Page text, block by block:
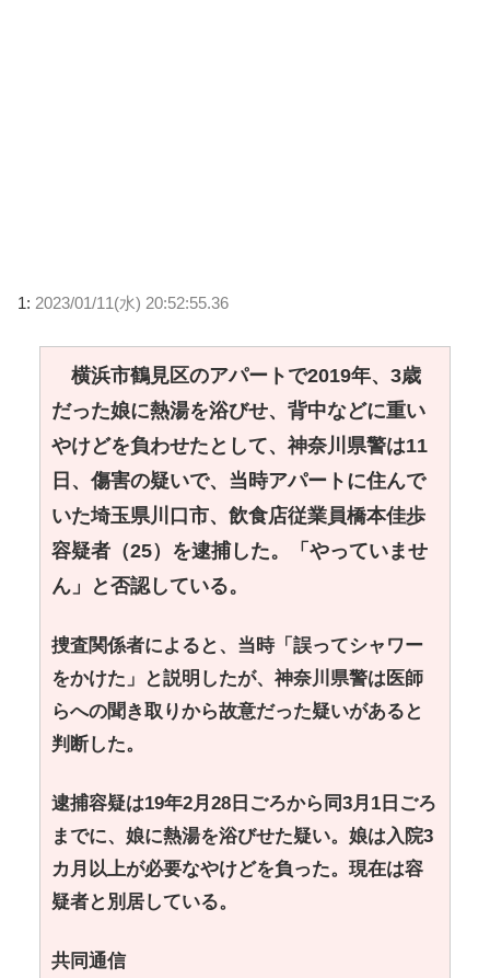
1: 2023/01/11(水) 20:52:55.36
横浜市鶴見区のアパートで2019年、3歳
だった娘に熱湯を浴びせ、背中などに重い
やけどを負わせたとして、神奈川県警は11
日、傷害の疑いで、当時アパートに住んで
いた埼玉県川口市、飲食店従業員橋本佳歩
容疑者（25）を逮捕した。「やっていませ
ん」と否認している。
捜査関係者によると、当時「誤ってシャワー
をかけた」と説明したが、神奈川県警は医師
らへの聞き取りから故意だった疑いがあると
判断した。
逮捕容疑は19年2月28日ごろから同3月1日ごろ
までに、娘に熱湯を浴びせた疑い。娘は入院3
カ月以上が必要なやけどを負った。現在は容
疑者と別居している。
共同通信